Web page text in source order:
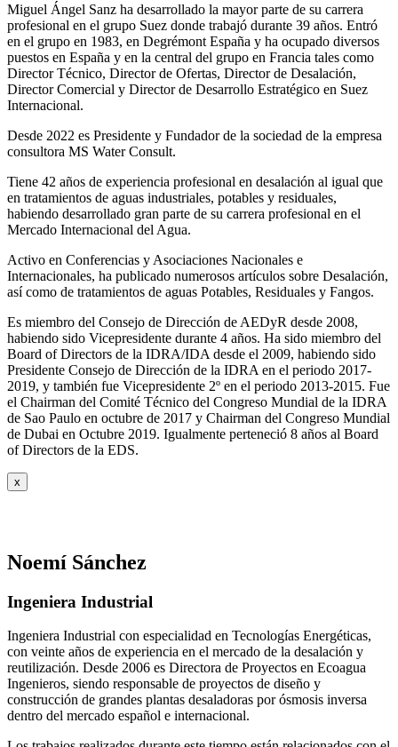
Miguel Ángel Sanz ha desarrollado la mayor parte de su carrera
profesional en el grupo Suez donde trabajó durante 39 años. Entró
en el grupo en 1983, en Degrémont España y ha ocupado diversos
puestos en España y en la central del grupo en Francia tales como
Director Técnico, Director de Ofertas, Director de Desalación,
Director Comercial y Director de Desarrollo Estratégico en Suez
Internacional.
Desde 2022 es Presidente y Fundador de la sociedad de la empresa
consultora MS Water Consult.
Tiene 42 años de experiencia profesional en desalación al igual que
en tratamientos de aguas industriales, potables y residuales,
habiendo desarrollado gran parte de su carrera profesional en el
Mercado Internacional del Agua.
Activo en Conferencias y Asociaciones Nacionales e
Internacionales, ha publicado numerosos artículos sobre Desalación,
así como de tratamientos de aguas Potables, Residuales y Fangos.
Es miembro del Consejo de Dirección de AEDyR desde 2008,
habiendo sido Vicepresidente durante 4 años. Ha sido miembro del
Board of Directors de la IDRA/IDA desde el 2009, habiendo sido
Presidente Consejo de Dirección de la IDRA en el periodo 2017-
2019, y también fue Vicepresidente 2º en el periodo 2013-2015. Fue
el Chairman del Comité Técnico del Congreso Mundial de la IDRA
de Sao Paulo en octubre de 2017 y Chairman del Congreso Mundial
de Dubai en Octubre 2019. Igualmente perteneció 8 años al Board
of Directors de la EDS.
x
Noemí Sánchez
Ingeniera Industrial
Ingeniera Industrial con especialidad en Tecnologías Energéticas,
con veinte años de experiencia en el mercado de la desalación y
reutilización. Desde 2006 es Directora de Proyectos en Ecoagua
Ingenieros, siendo responsable de proyectos de diseño y
construcción de grandes plantas desaladoras por ósmosis inversa
dentro del mercado español e internacional.